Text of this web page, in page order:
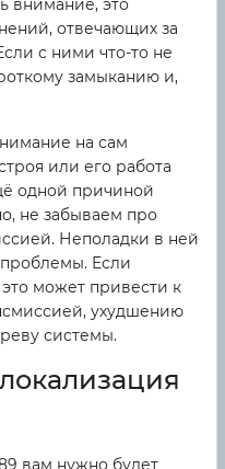
внимание, это
отвечающих за
с ними что-то не
замыканию и,
на сам
или его работа
одной причиной
не забываем про
Неполадки в ней
Если
может привести к
ухудшению
системы.
вам нужно будет